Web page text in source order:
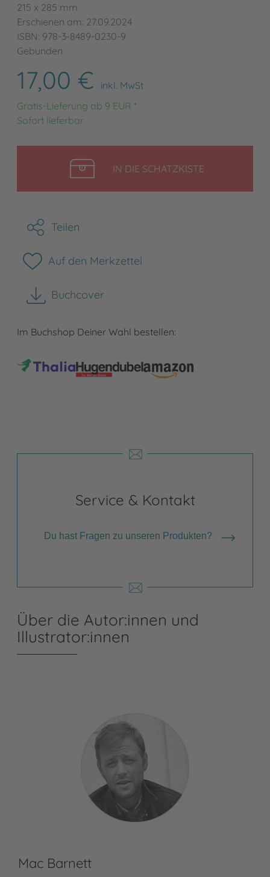
215 x 285 mm
Erschienen am: 27.09.2024
ISBN: 978-3-8489-0230-9
Gebunden
17,00 €
inkl. MwSt
Gratis-Lieferung ab 9 EUR *
Sofort lieferbar
IN DIE SCHATZKISTELEGEN
Teilen
Auf den Merkzettel
Buchcover
herunterladen
Im Buchshop Deiner Wahl bestellen:
Service & Kontakt
Du hast Fragen zu unseren Produkten?
Über die Autor:innen und
Illustrator:innen
Mac Barnett